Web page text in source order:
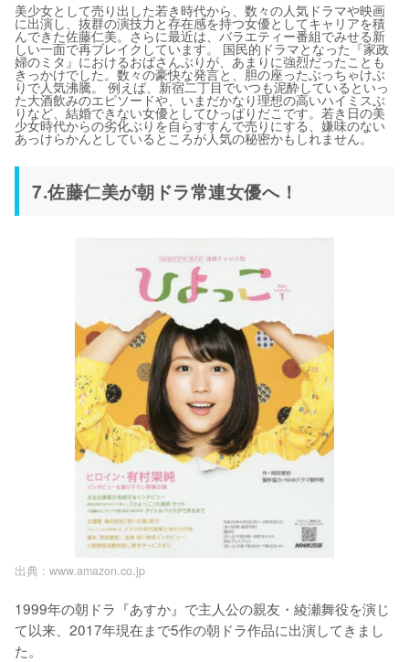
美少女として売り出した若き時代から、数々の人気ドラマや映画
に出演し、抜群の演技力と存在感を持つ女優としてキャリアを積
んできた佐藤仁美。さらに最近は、バラエティー番組でみせる新
しい一面で再ブレイクしています。 国民的ドラマとなった『家政
婦のミタ』におけるおばさんぶりが、あまりに強烈だったことも
きっかけでした。数々の豪快な発言と、胆の座ったぶっちゃけぶ
りで人気沸騰。 例えば、新宿二丁目でいつも泥酔しているといっ
た大酒飲みのエピソードや、いまだかなり理想の高いハイミスぶ
りなど、結婚できない女優としてひっぱりだこです。若き日の美
少女時代からの劣化ぶりを自らすすんで売りにする、嫌味のない
あっけらかんとしているところが人気の秘密かもしれません。
7.佐藤仁美が朝ドラ常連女優へ！
出典 : www.amazon.co.jp
1999年の朝ドラ『あすか』で主人公の親友・綾瀬舞役を演じ
て以来、2017年現在まで5作の朝ドラ作品に出演してきまし
た。